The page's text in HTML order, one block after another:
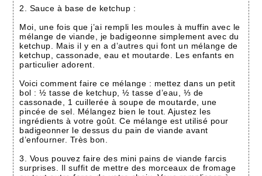
2. Sauce à base de ketchup :
Moi, une fois que j’ai rempli les moules à muffin avec le
mélange de viande, je badigeonne simplement avec du
ketchup. Mais il y en a d’autres qui font un mélange de
ketchup, cassonade, eau et moutarde. Les enfants en
particulier adorent.
Voici comment faire ce mélange : mettez dans un petit
bol : ½ tasse de ketchup, ½ tasse d’eau, ⅓ de
cassonade, 1 cuillerée à soupe de moutarde, une
pincée de sel. Mélangez bien le tout. Ajustez les
ingrédients à votre goût. Ce mélange est utilisé pour
badigeonner le dessus du pain de viande avant
d’enfourner. Très bon.
3. Vous pouvez faire des mini pains de viande farcis
surprises. Il suffit de mettre des morceaux de fromage